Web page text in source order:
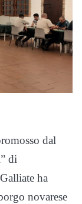
dal
di
ha
novarese